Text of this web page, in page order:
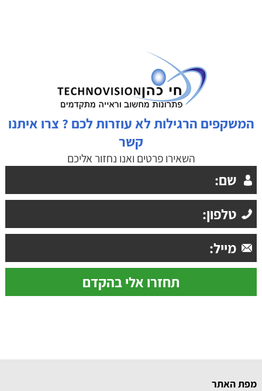
המשקפים הרגילות לא עוזרות לכם ? צרו איתנו
קשר
השאירו פרטים ואנו נחזור אליכם
מפת האתר